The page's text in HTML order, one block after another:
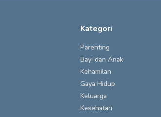
Kategori
Parenting
Bayi dan Anak
Kehamilan
Gaya Hidup
Keluarga
Kesehatan